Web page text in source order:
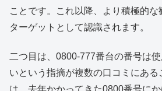
ことです。これ以降、より積極的
ターゲットとして認識されます。
二つ目は、0800-777番台の番号は
いという指摘が複数の口コミにあ
は、去年かかってきた0800番号に